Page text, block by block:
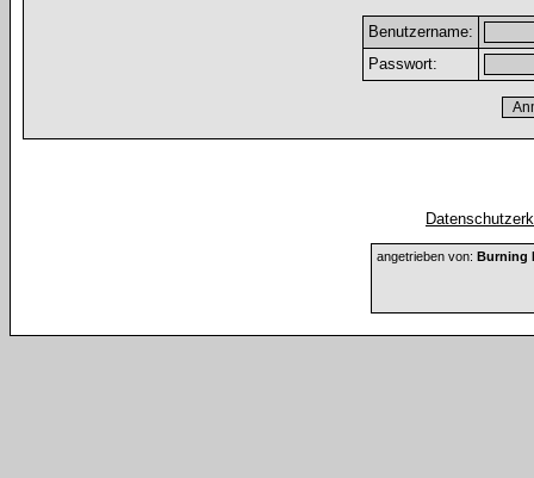
Benutzername:
Passwort:
angetrieben von: Burning